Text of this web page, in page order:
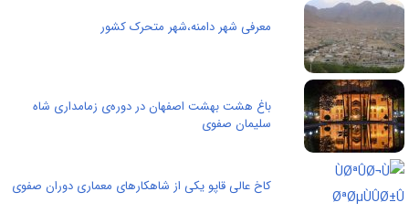
معرفی شهر دامنه،شهر متحرک کشور
باغ هشت بهشت اصفهان در دوره‌ی زمامداری شاه
سلیمان صفوی
کاخ عالی‌ قاپو یکی از شاهکارهای معماری دوران صفوی